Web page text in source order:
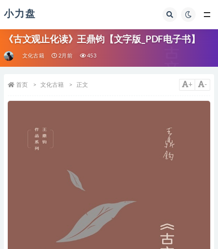
小力盘
《古文观止化读》王鼎钧【文字版_PDF电子书】
文化古籍 2月前 453
+ -
首页 文化古籍 正文